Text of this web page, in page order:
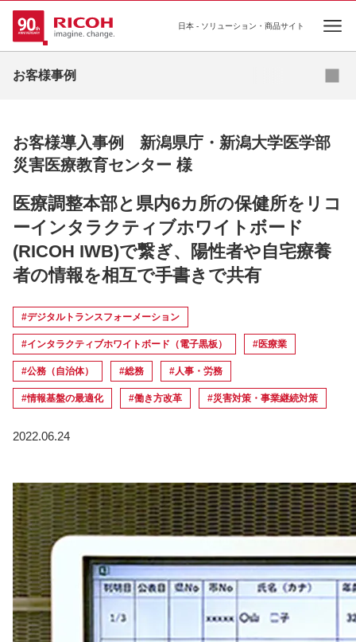
日本 - ソリューション・商品サイト
お客様事例
お客様導入事例 新潟県庁・新潟大学医学部
災害医療教育センター 様
医療調整本部と県内6カ所の保健所をリコ
ーインタラクティブホワイトボード
(RICOH IWB)で繋ぎ、陽性者や自宅療養
者の情報を相互で手書きで共有
#デジタルトランスフォーメーション
#インタラクティブホワイトボード（電子黒板） #医療業
#公務（自治体） #総務 #人事・労務
#情報基盤の最適化 #働き方改革 #災害対策・事業継続対策
2022.06.24